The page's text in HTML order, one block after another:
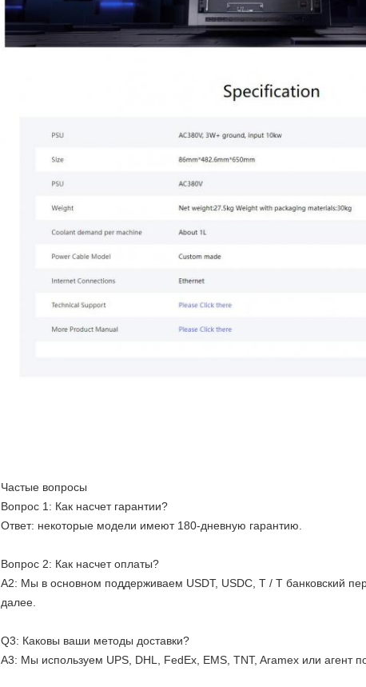
Частые вопросы
Вопрос 1: Как насчет гарантии?
Ответ: некоторые модели имеют 180-дневную гарантию.
Вопрос 2: Как насчет оплаты?
A2: Мы в основном поддерживаем USDT, USDC, T / T банковский
далее.
Q3: Каковы ваши методы доставки?
A3: Мы используем UPS, DHL, FedEx, EMS, TNT, Aramex или агент